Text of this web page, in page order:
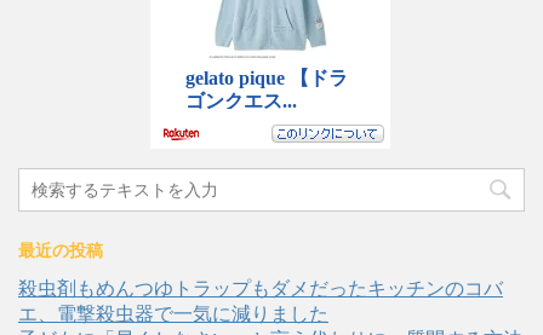
最近の投稿
殺虫剤もめんつゆトラップもダメだったキッチンのコバ
エ、電撃殺虫器で一気に減りました